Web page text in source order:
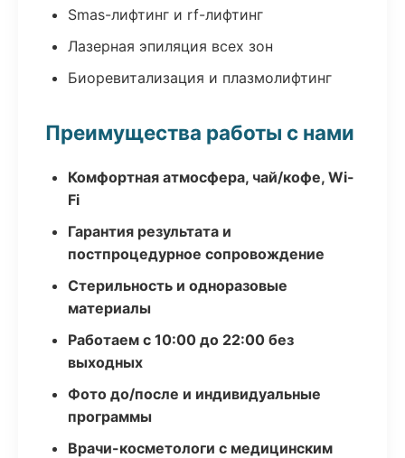
Smas-лифтинг и rf-лифтинг
Лазерная эпиляция всех зон
Биоревитализация и плазмолифтинг
Преимущества работы с нами
Комфортная атмосфера, чай/кофе, Wi-
Fi
Гарантия результата и
постпроцедурное сопровождение
Стерильность и одноразовые
материалы
Работаем с 10:00 до 22:00 без
выходных
Фото до/после и индивидуальные
программы
Врачи-косметологи с медицинским